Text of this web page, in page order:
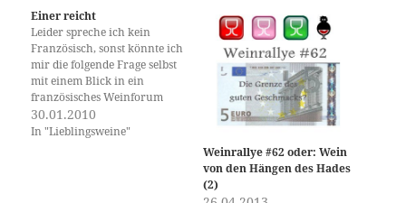
Einer reicht
Leider spreche ich kein
Französisch, sonst könnte ich
mir die folgende Frage selbst
mit einem Blick in ein
französisches Weinforum
beantworten. Ob die
Weinfreaks unter unseren
30.01.2010
In "Lieblingsweine"
Weinrallye #62 oder: Wein
von den Hängen des Hades
(2)